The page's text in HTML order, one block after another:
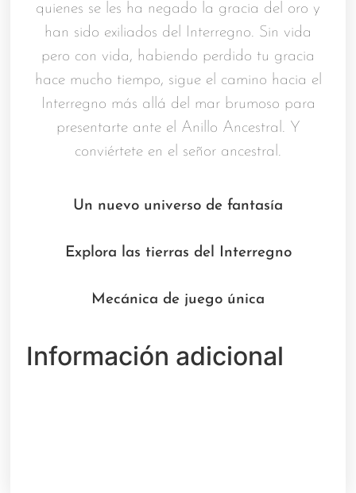
quienes se les ha negado la gracia del oro y
han sido exiliados del Interregno. Sin vida
pero con vida, habiendo perdido tu gracia
hace mucho tiempo, sigue el camino hacia el
Interregno más allá del mar brumoso para
presentarte ante el Anillo Ancestral. Y
conviértete en el señor ancestral.
Un nuevo universo de fantasía
Explora las tierras del Interregno
Mecánica de juego única
Información adicional